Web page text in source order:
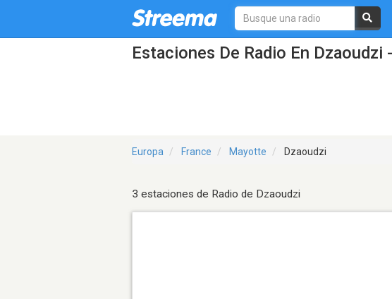
Estaciones De Radio En Dzaoudzi
Europa France Mayotte Dzaoudzi
3 estaciones de Radio de Dzaoudzi